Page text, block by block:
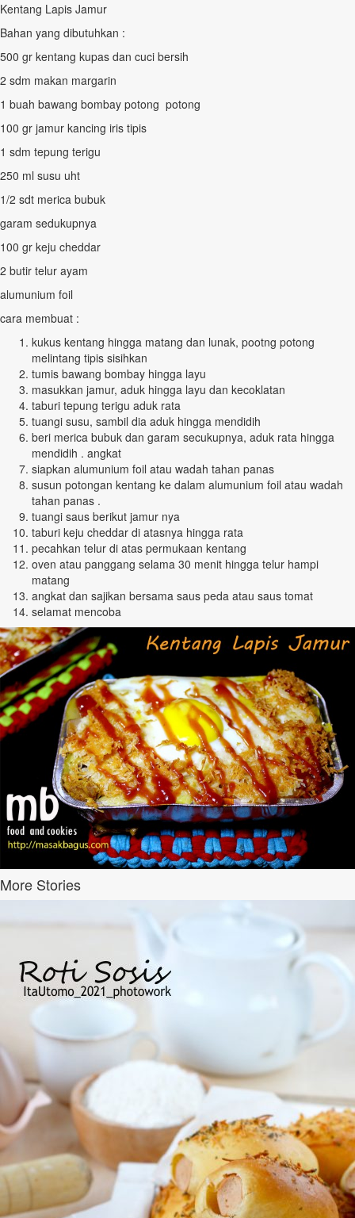
Kentang Lapis Jamur
Bahan yang dibutuhkan :
500 gr kentang kupas dan cuci bersih
2 sdm makan margarin
1 buah bawang bombay potong potong
100 gr jamur kancing iris tipis
1 sdm tepung terigu
250 ml susu uht
1/2 sdt merica bubuk
garam sedukupnya
100 gr keju cheddar
2 butir telur ayam
alumunium foil
cara membuat :
kukus kentang hingga matang dan lunak, pootng potong
melintang tipis sisihkan
tumis bawang bombay hingga layu
masukkan jamur, aduk hingga layu dan kecoklatan
taburi tepung terigu aduk rata
tuangi susu, sambil dia aduk hingga mendidih
beri merica bubuk dan garam secukupnya, aduk rata hingga
mendidih . angkat
siapkan alumunium foil atau wadah tahan panas
susun potongan kentang ke dalam alumunium foil atau wadah
tahan panas .
tuangi saus berikut jamur nya
taburi keju cheddar di atasnya hingga rata
pecahkan telur di atas permukaan kentang
oven atau panggang selama 30 menit hingga telur hampi
matang
angkat dan sajikan bersama saus peda atau saus tomat
selamat mencoba
More Stories